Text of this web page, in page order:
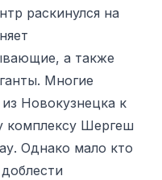
раскинулся на
а также
Многие
Новокузнецка к
комплексу Шергеш
Однако мало кто